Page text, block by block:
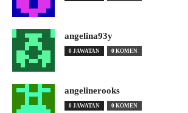
angelina93y
0 JAWATAN 0 KOMEN
angelinerooks
0 JAWATAN 0 KOMEN